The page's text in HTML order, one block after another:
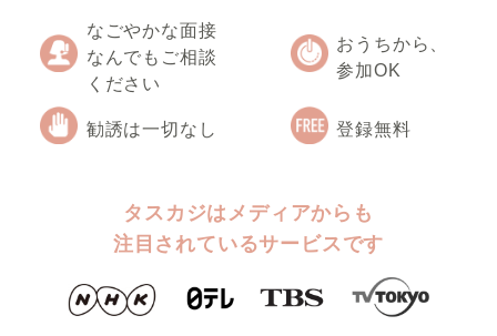
なごやかな面接
なんでもご相談
ください
おうちから、
参加OK
勧誘は一切なし 登録無料
タスカジはメディアからも
注目されているサービスです